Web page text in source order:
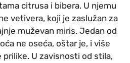
citrusa i bibera. U njemu
vetivera, koji je zaslužan za
muževan miris. Jedan od
ne oseća, oštar je, i više
prilike. U zavisnosti od stila,